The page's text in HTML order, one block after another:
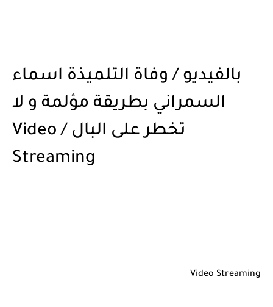
بالفيديو / وفاة التلميذة اسماء
السمراني بطريقة مؤلمة و لا
تخطر على البال / Video
Streaming
Video Streaming